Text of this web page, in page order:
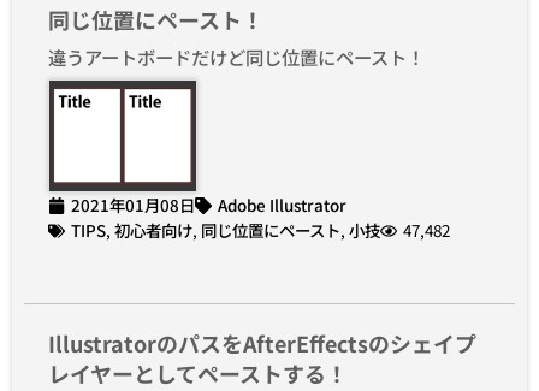
同じ位置にペースト！
違うアートボードだけど同じ位置にペースト！
2021年01月08日
Adobe Illustrator
TIPS, 初心者向け, 同じ位置にペースト, 小技 47,482
IllustratorのパスをAfterEffectsのシェイプ
レイヤーとしてペーストする！